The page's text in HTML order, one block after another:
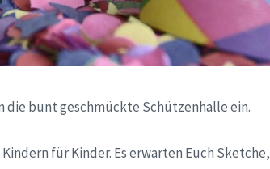
die bunt geschmückte Schützenhalle ein.
für Kinder. Es erwarten Euch Sketche,